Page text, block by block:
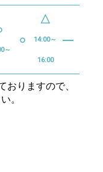
りますので、
。
～
○
△
14:00～
16:00
―